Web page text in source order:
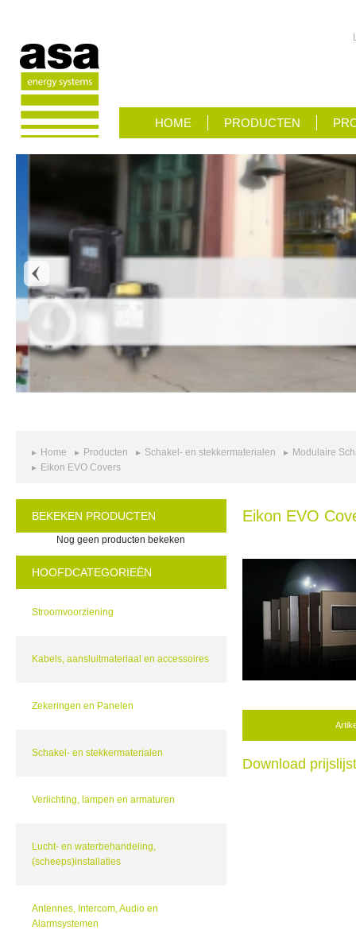
HOME PRODUCTEN
Home Producten Schakel- en stekkermaterialen
Modulaire
Eikon EVO Covers
BEKEKEN PRODUCTEN
Nog geen producten bekeken
HOOFDCATEGORIEËN
Stroomvoorziening
Kabels, aansluitmateriaal en accessoires
Zekeringen en Panelen
Schakel- en stekkermaterialen
Verlichting, lampen en armaturen
Lucht- en waterbehandeling,
(scheeps)installaties
Antennes, Intercom, Audio en
Alarmsystemen
Eikon EVO
Download